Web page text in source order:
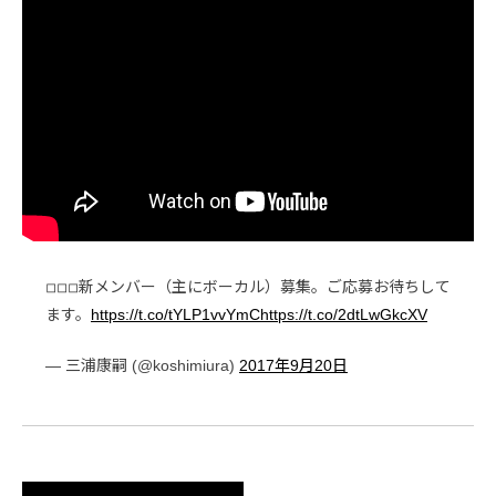
◽︎◽︎◽︎新メンバー（主にボーカル）募集。ご応募お待ちして
ます。 https://t.co/tYLP1vvYmChttps://t.co/2dtLwGkcXV
— 三浦康嗣 (@koshimiura) 2017年9月20日